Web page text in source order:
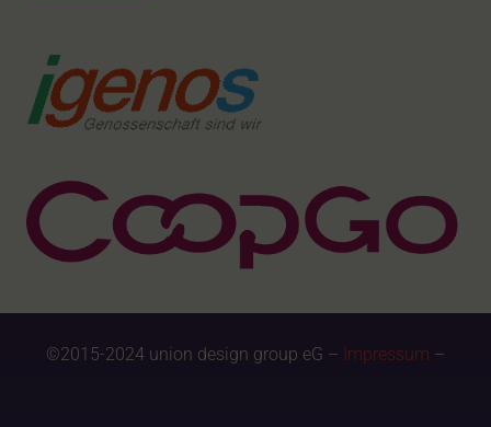
©2015-2024 union design group eG – Impressum –